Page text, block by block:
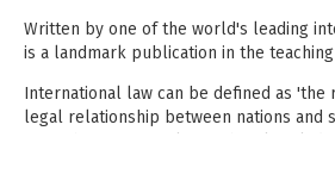
Written by one of the world's leading
is a landmark publication in the
International law can be defined as 'the
legal relationship between nations and